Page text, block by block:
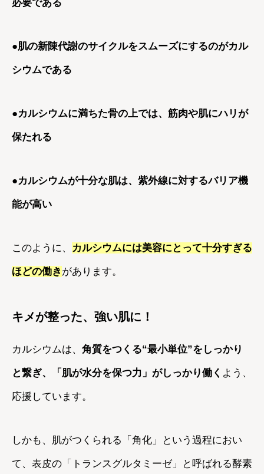
必要である
●肌の新陳代謝のサイクルをスムーズにするのがカル
シウムである
●カルシウムに満ちた骨の上では、筋肉や肌にハリが
保たれる
●カルシウムが十分な肌は、紫外線に対するバリア機
能が高い
このように、 カルシウムには美容にとって十分すぎる
ほどの働き があります。
キメが整った、強い肌に！
カルシウムは、 角質をつくる“最小単位”をしっかり
と繋ぎ、「肌が水分を保つ力」がしっかり働く よう、
応援しています。
しかも、肌がつくられる「角化」という過程におい
て、表皮の「トランスグルタミーゼ」と呼ばれる酵素